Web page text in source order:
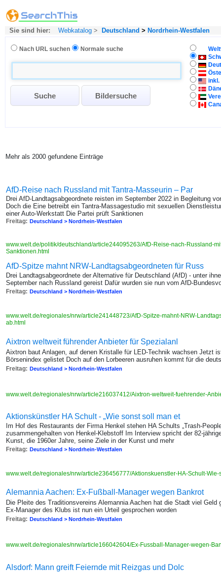
Sie sind hier: Webkatalog > Deutschland > Nordrhein-Westfalen
Nach URL suchen Normale suche
inkl.
Mehr als 2000 gefundene Einträge
AfD-Reise nach Russland mit Tantra-Masseurin – Par
Drei AfD-Landtagsabgeordnete reisten im September 2022 in Begleitung
Doch die Eine betreibt ein Tantra-Massagestudio mit sexuellen
einer Auto-Werkstatt Die Partei prüft Sanktionen
Freitag: Deutschland > Nordrhein-Westfalen
www.welt.de/politik/deutschland/article244095263/AfD-Reise-nach-Russland-
Sanktionen.html
AfD-Spitze mahnt NRW-Landtagsabgeordneten für Russ
Drei Landtagsabgeordnete der Alternative für Deutschland (AfD) - unter
September nach Russland gereist Dafür wurden sie nun vom AfD-
Freitag: Deutschland > Nordrhein-Westfalen
www.welt.de/regionales/nrw/article241448723/AfD-Spitze-mahnt-NRW-
ab.html
Aixtron weltweit führender Anbieter für Spezialanl
Aixtron baut Anlagen, auf denen Kristalle für LED-Technik wachsen Jetzt
Börsenindex gelistet Doch auf den Lorbeeren ausruhen kommt für die
Freitag: Deutschland > Nordrhein-Westfalen
www.welt.de/regionales/nrw/article216037412/Aixtron-weltweit-fuehrender-
Aktionskünstler HA Schult - „Wie sonst soll man et
Im Hof des Restaurants der Firma Henkel stehen HA Schults „Trash-
zusammengehalten von Henkel-Klebstoff Im Interview spricht der 82-
Kunst, die 1960er Jahre, seine Ziele in der Kunst und mehr
Freitag: Deutschland > Nordrhein-Westfalen
www.welt.de/regionales/nrw/article236456777/Aktionskuenstler-HA-Schult-
Alemannia Aachen: Ex-Fußball-Manager wegen Bankrot
Die Pleite des Traditionsvereins Alemannia Aachen hat die Stadt viel
Ex-Manager des Klubs ist nun ein Urteil gesprochen worden
Freitag: Deutschland > Nordrhein-Westfalen
www.welt.de/regionales/nrw/article166042604/Ex-Fussball-Manager-wegen-
Alsdorf: Mann greift Feiernde mit Reizgas und Dolc